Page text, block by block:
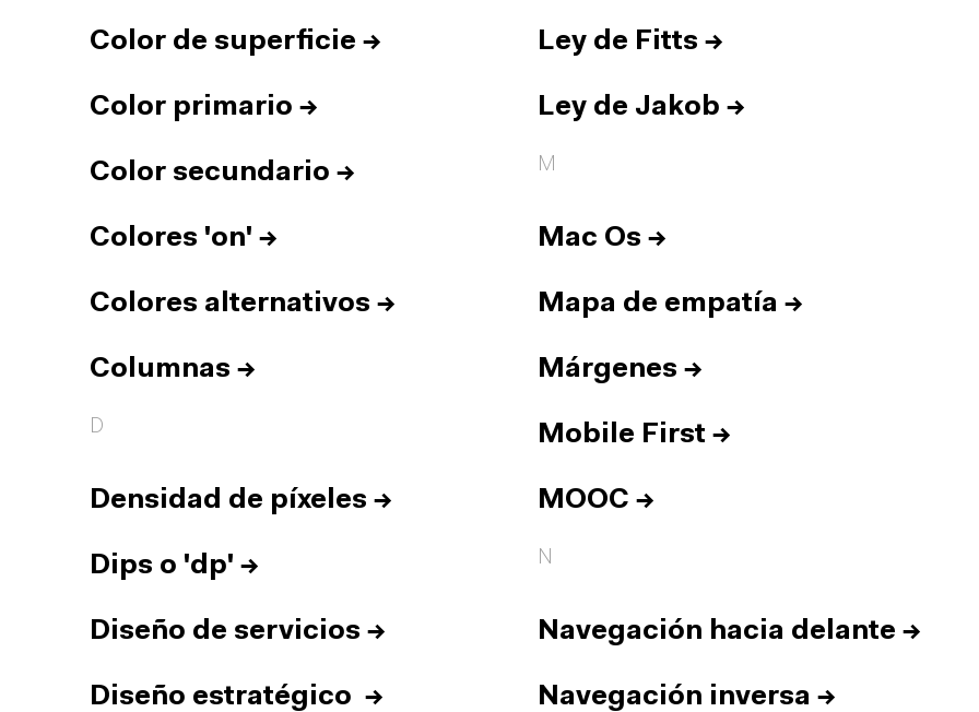
Color de superficie →
Color primario →
Color secundario →
Colores 'on' →
Colores alternativos →
Columnas →
D
Densidad de píxeles →
Dips o 'dp' →
Diseño de servicios →
Diseño estratégico →
Ley de Fitts →
Ley de Jakob →
M
Mac Os →
Mapa de empatía →
Márgenes →
Mobile First →
MOOC →
N
Navegación hacia delante →
Navegación inversa →